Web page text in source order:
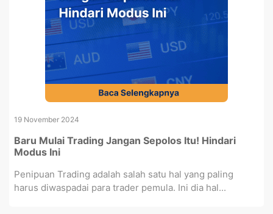
19 November 2024
Baru Mulai Trading Jangan Sepolos Itu! Hindari
Modus Ini
Penipuan Trading adalah salah satu hal yang paling
harus diwaspadai para trader pemula. Ini dia hal...